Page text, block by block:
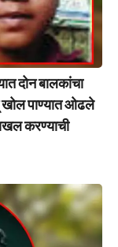
दोन बालकांचा
खोल पाण्यात ओढले
करण्याची